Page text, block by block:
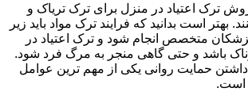
ترک اعتیاد در منزل برای ترک تریاک و
بهتر است بدانید که فرایند ترک مواد باید زیر
متخصص انجام شود و ترک اعتیاد در
باشد و حتی گاهی منجر به مرگ فرد شود.
drug-rehabilitationداشتن حمایت روانی یکی از مهم ترین عوامل
است.